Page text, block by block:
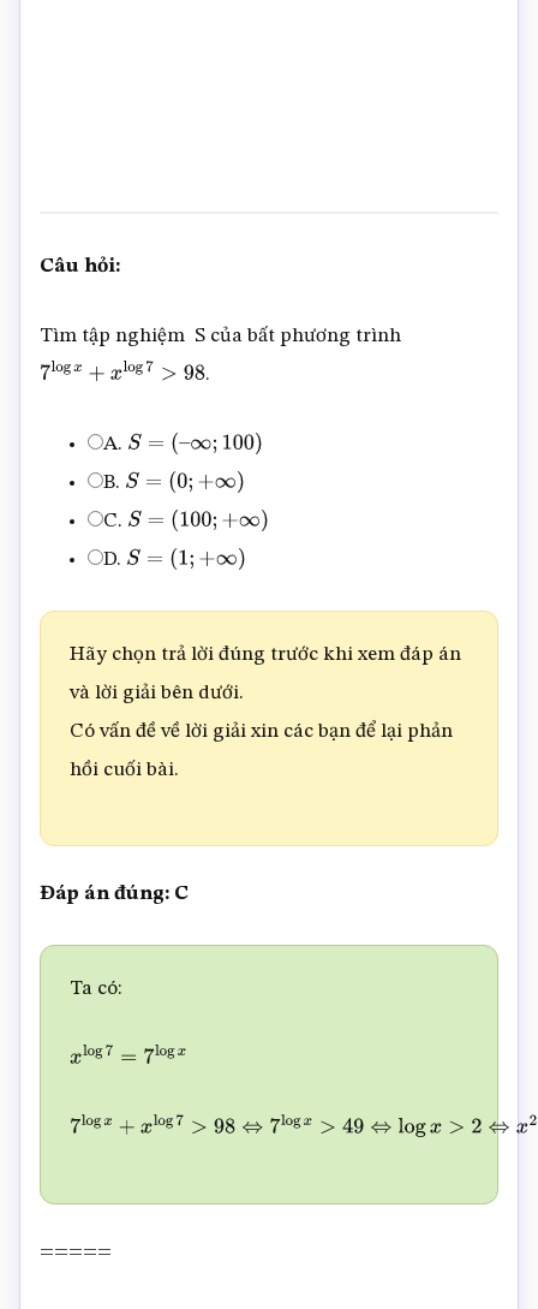
Câu hỏi:
Tìm tập nghiệm S của bất phương trình
7 + xlog >98 .
A. S= ∞ 100 )
B. S= ;+∞
)
C. S= 100;+∞
D. S= ;+∞ )
Hãy chọn trả lời đúng trước khi xem đáp án
và lời giải bên dưới.
Có vấn đề về lời giải xin các bạn để lại phản
hồi cuối bài.
Đáp án đúng: C
Ta có:
xlog log
7 + xlog >98 ⇔ log x ⇔ log > ⇔x 2>10 2 = 100.
=====